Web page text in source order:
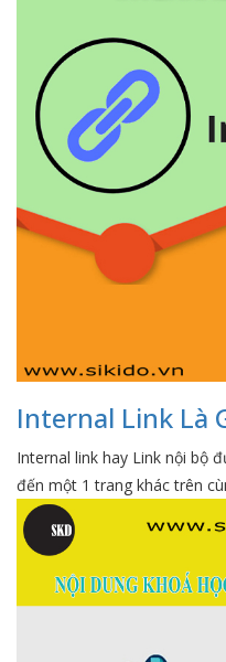
Internal Link Là
Internal link hay Link nội bộ
đến một 1 trang khác trên